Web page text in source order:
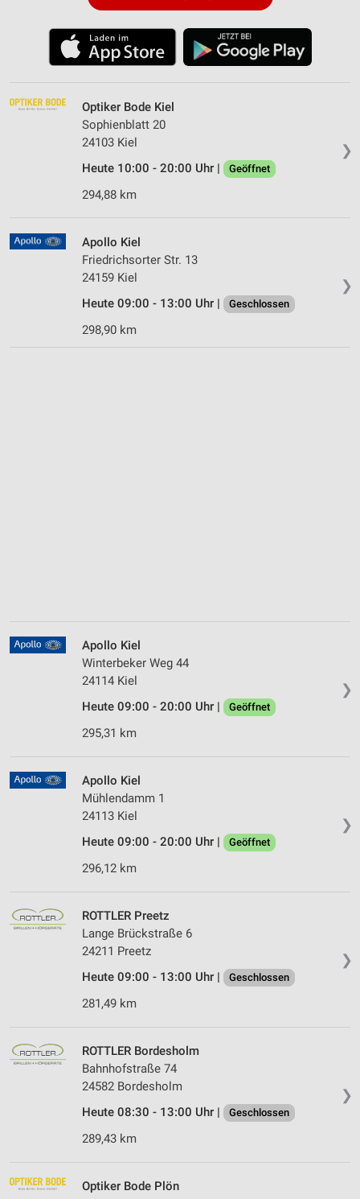
❯
Optiker Bode Kiel
Sophienblatt 20
24103 Kiel
Heute 10:00 - 20:00 Uhr |
Geöffnet
294,88 km
❯
Apollo Kiel
Friedrichsorter Str. 13
24159 Kiel
Heute 09:00 - 13:00 Uhr |
Geschlossen
298,90 km
❯
Apollo Kiel
Winterbeker Weg 44
24114 Kiel
Heute 09:00 - 20:00 Uhr |
Geöffnet
295,31 km
❯
Apollo Kiel
Mühlendamm 1
24113 Kiel
Heute 09:00 - 20:00 Uhr |
Geöffnet
296,12 km
❯
ROTTLER Preetz
Lange Brückstraße 6
24211 Preetz
Heute 09:00 - 13:00 Uhr |
Geschlossen
281,49 km
❯
ROTTLER Bordesholm
Bahnhofstraße 74
24582 Bordesholm
Heute 08:30 - 13:00 Uhr |
Geschlossen
289,43 km
Optiker Bode Plön